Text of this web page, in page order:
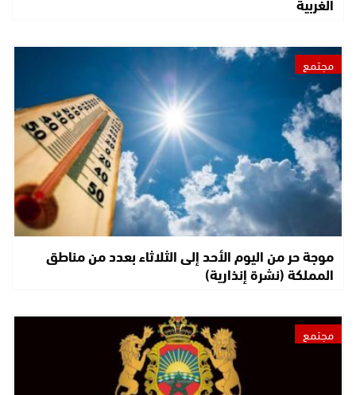
مجتمع
موجة حر من اليوم الأحد إلى الثلاثاء بعدد من مناطق
المملكة (نشرة إنذارية)
مجتمع